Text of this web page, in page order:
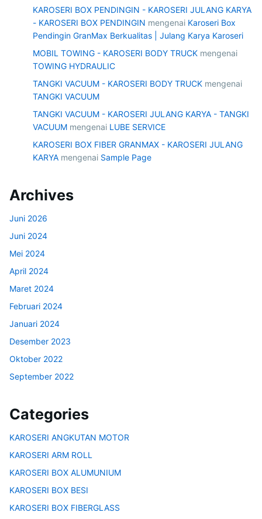
KAROSERI BOX PENDINGIN - KAROSERI JULANG KARYA
- KAROSERI BOX PENDINGIN mengenai Karoseri Box
Pendingin GranMax Berkualitas | Julang Karya Karoseri
MOBIL TOWING - KAROSERI BODY TRUCK mengenai
TOWING HYDRAULIC
TANGKI VACUUM - KAROSERI BODY TRUCK mengenai
TANGKI VACUUM
TANGKI VACUUM - KAROSERI JULANG KARYA - TANGKI
VACUUM mengenai LUBE SERVICE
KAROSERI BOX FIBER GRANMAX - KAROSERI JULANG
KARYA mengenai Sample Page
Archives
Juni 2026
Juni 2024
Mei 2024
April 2024
Maret 2024
Februari 2024
Januari 2024
Desember 2023
Oktober 2022
September 2022
Categories
KAROSERI ANGKUTAN MOTOR
KAROSERI ARM ROLL
KAROSERI BOX ALUMUNIUM
KAROSERI BOX BESI
KAROSERI BOX FIBERGLASS